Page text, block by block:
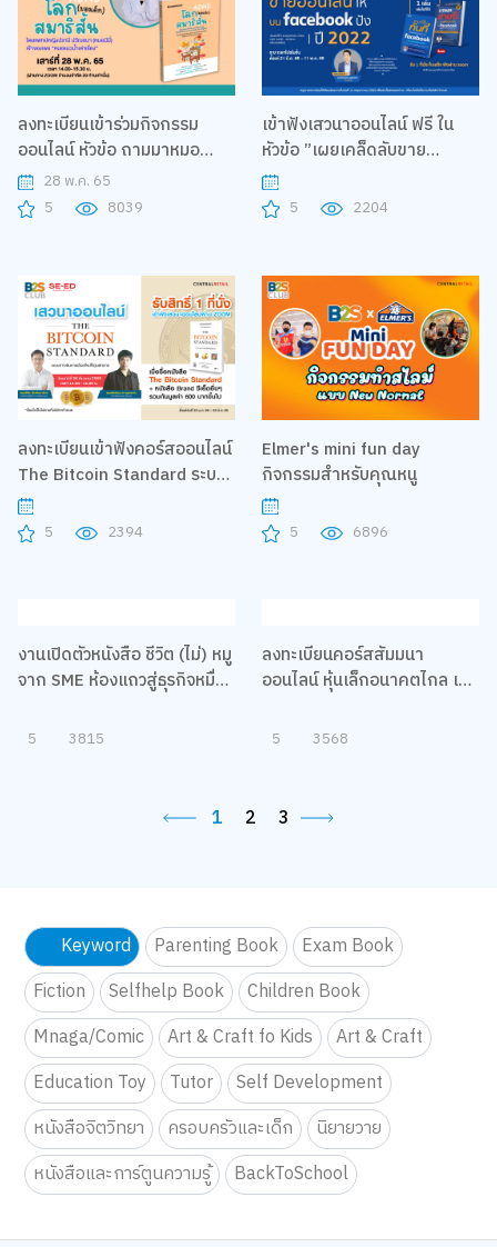
ลงทะเบียนเข้าร่วมกิจกรรม
ออนไลน์ หัวข้อ ถามมาหมอ
อยากตอบ ตอน ADHA โลก
(ของเด็ก) สมาธิสั้น กับคุณหมอ
เรื่อง
28 พ.ค. 65
5
8039
เข้าฟังเสวนาออนไลน์ ฟรี ใน
หัวข้อ ”เผยเคล็ดลับขาย
ออนไลน์บน Facebook ให้ปัง ปี
2022
5 2204
ลงทะเบียนเข้าฟังคอร์สออนไลน์
The Bitcoin Standard ระบบ
การเงินทางเลือกใหม่ไร้
ศูนย์กลาง
5 2394
Elmer's mini fun day
กิจกรรมสำหรับคุณหนู
5 6896
งานเปิดตัวหนังสือ ชีวิต (ไม่) หมู
จาก SME ห้องแถวสู่ธุรกิจหมื่น
5 3815
ลงทะเบียนคอร์สสัมมนา
ออนไลน์ หุ้นเล็กอนาคตไกล เล่น
5 3568
1 2 3
Keyword Parenting Book
Exam Book
Fiction
Selfhelp Book
Children Book
Mnaga/Comic
Art & Craft fo Kids
Art & Craft
Education Toy
Tutor
Self Development
หนังสือจิตวิทยา
ครอบครัวและเด็ก
นิยายวาย
หนังสือและการ์ตูนความรู้
BackToSchool